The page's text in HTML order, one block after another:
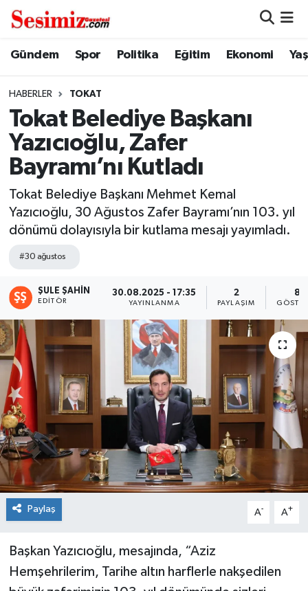
Gündem Spor Politika Eğitim Ekonomi
HABERLER TOKAT
Tokat Belediye Başkanı
Yazıcıoğlu, Zafer
Bayramı’nı Kutladı
Tokat Belediye Başkanı Mehmet Kemal
Yazıcıoğlu, 30 Ağustos Zafer Bayramı’nın 103. yıl
dönümü dolayısıyla bir kutlama mesajı yayımladı.
#30 ağustos
ŞULE ŞAHIN
EDITÖR
30.08.2025 - 17:35
YAYINLANMA
2
PAYLAŞIM
8
Paylaş A- A+
Başkan Yazıcıoğlu, mesajında, “Aziz
Hemşehrilerim, Tarihe altın harflerle nakşedilen
Dünya
Ekonomi
Gündem
Magazin
Politika
Sağlık
Teknoloji
Tokat Haberleri
Yaşam
Nöbetçi Eczaneler
Namaz Vakitleri
Trafik Durumu
Süper Lig Puan Durumu ve Fikstür
Tüm Manşetler
Son Dakika Haberleri
Haber Arşivi